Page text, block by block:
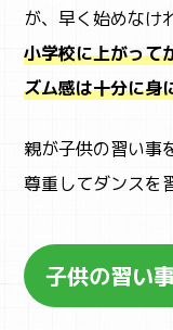
が、早く始めなけ
小学校に上がって
ズム感は十分に身
親が子供の習い事
尊重してダンスを
子供の習い